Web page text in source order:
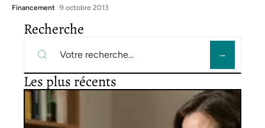
Financement 9 octobre 2013
Recherche
Les plus récents